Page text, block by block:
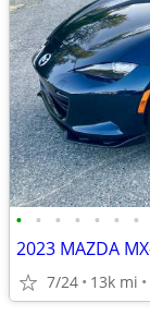
• • • • • • •
7/24 13k mi